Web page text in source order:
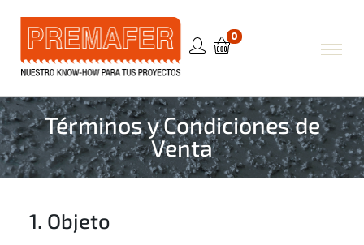
0
Términos y Condiciones de
Venta
1. Objeto